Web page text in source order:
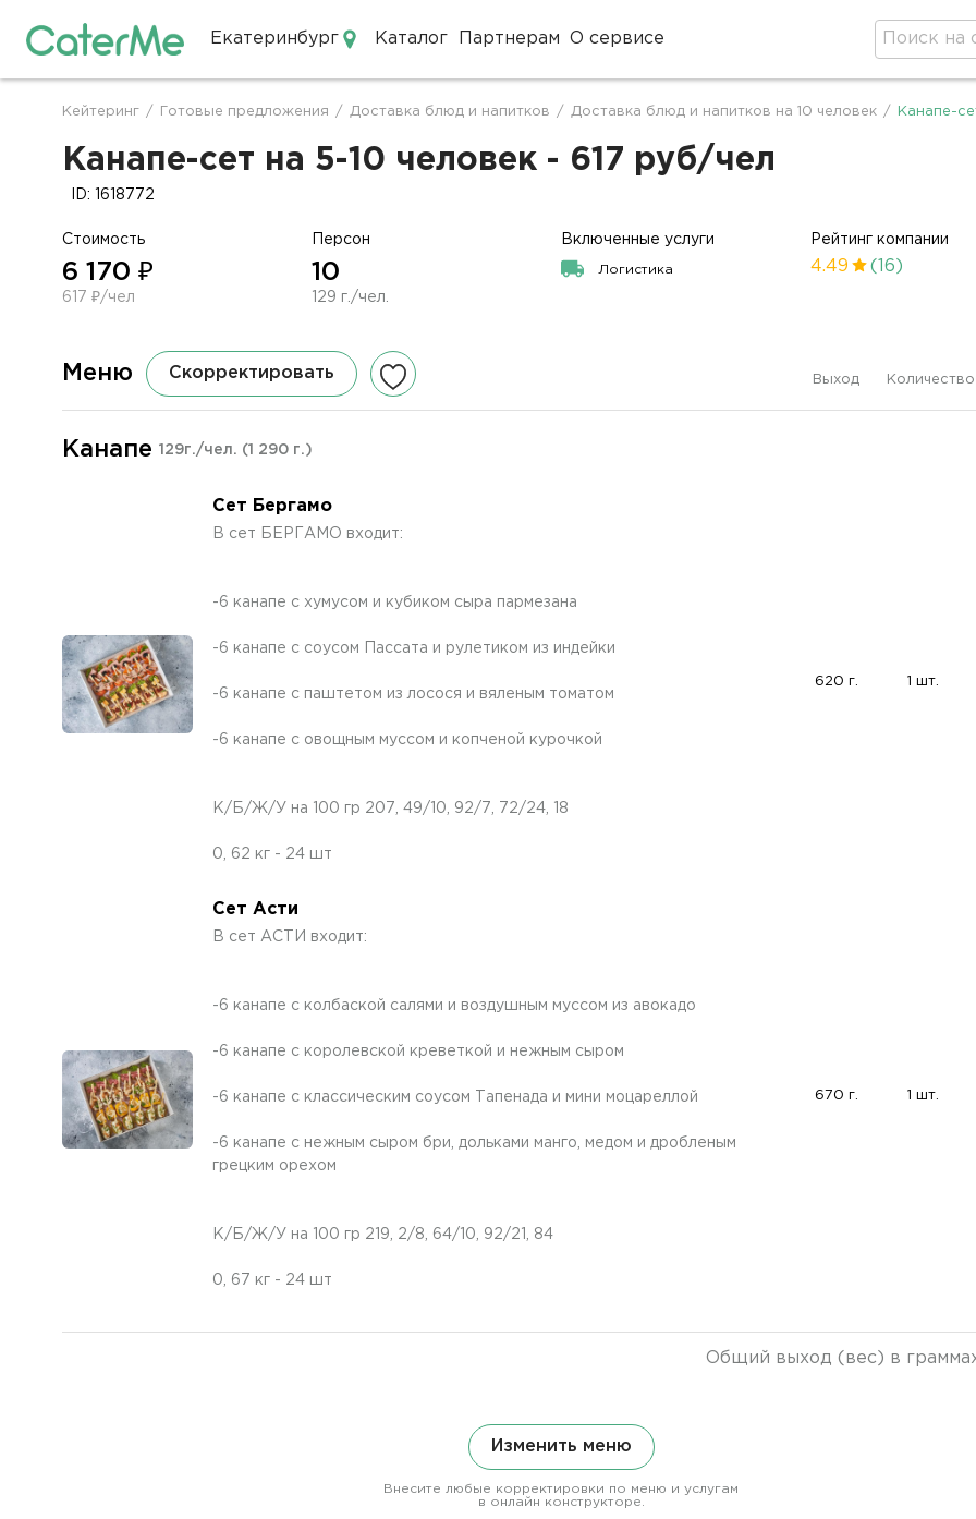
Екатеринбург Каталог Партнерам О сервисе
Строка
навигации
Кейтеринг / Готовые предложения / Доставка блюд и напитков / Доставка блюд и напитков на 10 человек / Канапе-
Канапе-сет на 5-10 человек - 617 руб/чел
ID: 1618772
Стоимость
6 170 ₽
617 ₽/чел
Персон
10
129 г./чел.
Включенные услуги
Логистика
Рейтинг компании
4.49 (16)
Меню Скорректировать Выход Количество
Канапе 129г./чел. (1 290 г.)
Сет Бергамо
В сет БЕРГАМО входит:
-6 канапе с хумусом и кубиком сыра пармезана
-6 канапе с соусом Пассата и рулетиком из индейки
-6 канапе с паштетом из лосося и вяленым томатом
-6 канапе с овощным муссом и копченой курочкой
К/Б/Ж/У на 100 гр 207, 49/10, 92/7, 72/24, 18
0, 62 кг - 24 шт
620 г. 1 шт.
Сет Асти
В сет АСТИ входит:
-6 канапе с колбаской салями и воздушным муссом из авокадо
-6 канапе с королевской креветкой и нежным сыром
-6 канапе с классическим соусом Тапенада и мини моцареллой
-6 канапе с нежным сыром бри, дольками манго, медом и дробленым
грецким орехом
К/Б/Ж/У на 100 гр 219, 2/8, 64/10, 92/21, 84
0, 67 кг - 24 шт
670 г. 1 шт.
Общий выход (вес) в
Изменить меню
Внесите любые корректировки по меню и услугам
в онлайн конструкторе.